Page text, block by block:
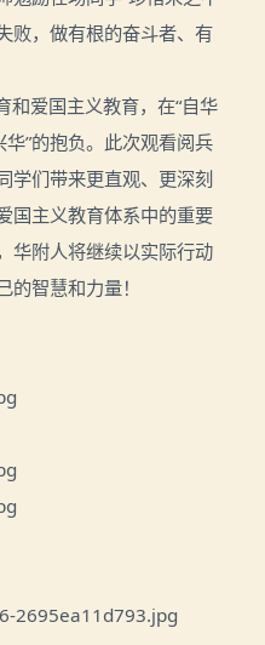
败，做有根的奋斗者、有
和爱国主义教育，在“自华
华”的抱负。此次观看阅兵
学们带来更直观、更深刻
国主义教育体系中的重要
华附人将继续以实际行动
智慧和力量！